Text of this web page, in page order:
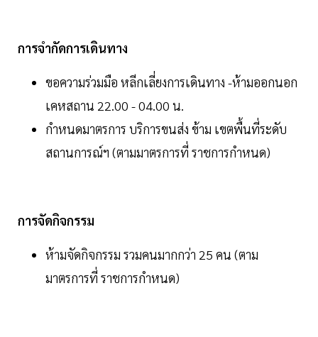
การจำกัดการเดินทาง
ขอความร่วมมือ หลีกเลี่ยงการเดินทาง -ห้ามออกนอก
เคหสถาน 22.00 - 04.00 น.
กําหนดมาตรการ บริการขนส่ง ข้าม เขตพื้นที่ระดับ
สถานการณ์ฯ (ตามมาตรการที่ ราชการกําหนด)
การจัดกิจกรรม
ห้ามจัดกิจกรรม รวมคนมากกว่า 25 คน (ตาม
มาตรการที่ ราชการกําหนด)